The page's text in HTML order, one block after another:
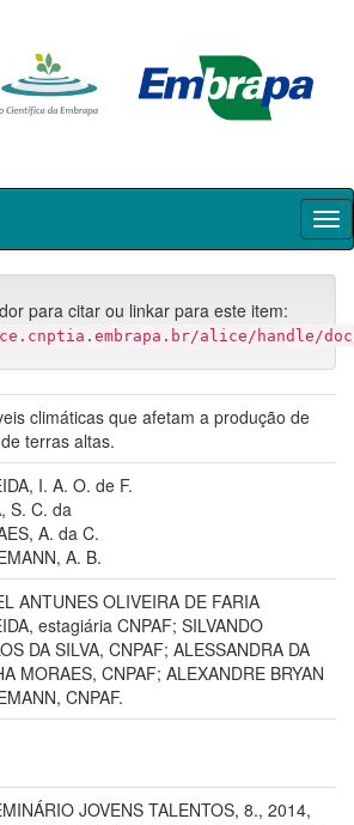
para citar ou linkar para este item:
alice/handle/doc/
climáticas que afetam a produção de
terras altas.
I. A. O. de F.
S. C. da
A. da C.
A. B.
ANTUNES OLIVEIRA DE FARIA
estagiária CNPAF; SILVANDO
DA SILVA, CNPAF; ALESSANDRA DA
MORAES, CNPAF; ALEXANDRE BRYAN
CNPAF.
JOVENS TALENTOS, 8., 2014,